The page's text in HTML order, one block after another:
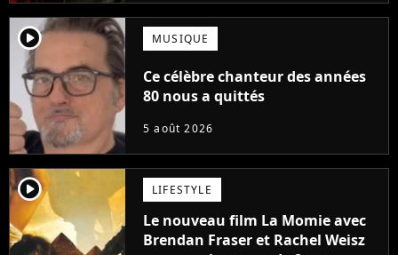
player2 MUSIQUE
Ce célèbre chanteur des années
80 nous a quittés
5 août 2026
player2 LIFESTYLE
Le nouveau film La Momie avec
Brendan Fraser et Rachel Weisz